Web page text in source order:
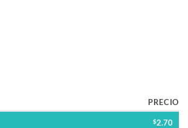
PRECIO
$2.70